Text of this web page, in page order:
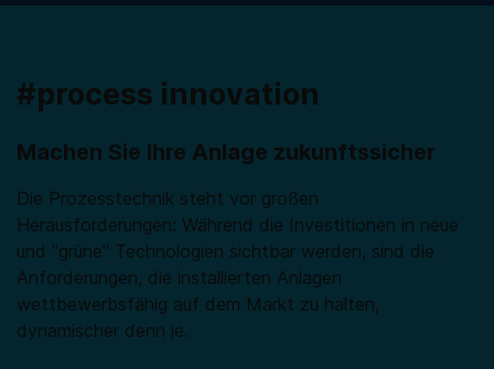
#process innovation
Machen Sie Ihre Anlage zukunftssicher
Die Prozesstechnik steht vor großen
Herausforderungen: Während die Investitionen in neue
und "grüne" Technologien sichtbar werden, sind die
Anforderungen, die installierten Anlagen
wettbewerbsfähig auf dem Markt zu halten,
dynamischer denn je.